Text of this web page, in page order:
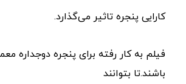
کارایی پنجره تاثیر می‌گذارد‌.
فیلم به کار رفته برای پنجره دوجداره
باشند.تا بتوانند